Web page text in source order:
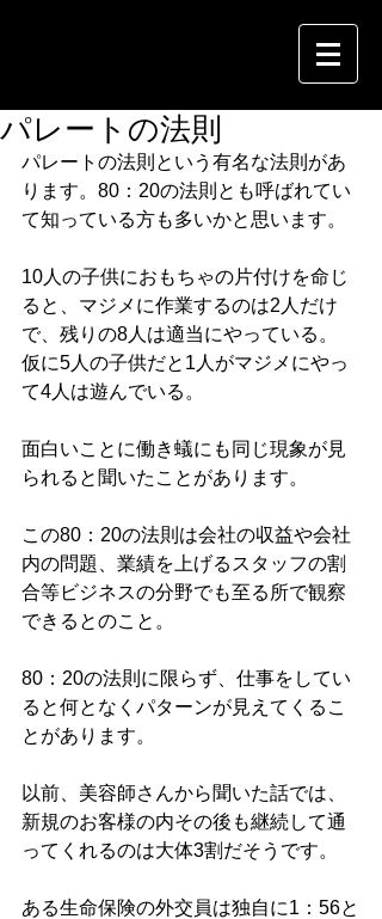
パレートの法則
パレートの法則という有名な法則があ
ります。80：20の法則とも呼ばれてい
て知っている方も多いかと思います。
10人の子供におもちゃの片付けを命じ
ると、マジメに作業するのは2人だけ
で、残りの8人は適当にやっている。
仮に5人の子供だと1人がマジメにやっ
て4人は遊んでいる。
面白いことに働き蟻にも同じ現象が見
られると聞いたことがあります。
この80：20の法則は会社の収益や会社
内の問題、業績を上げるスタッフの割
合等ビジネスの分野でも至る所で観察
できるとのこと。
80：20の法則に限らず、仕事をしてい
ると何となくパターンが見えてくるこ
とがあります。
以前、美容師さんから聞いた話では、
新規のお客様の内その後も継続して通
ってくれるのは大体3割だそうです。
ある生命保険の外交員は独自に1：56と